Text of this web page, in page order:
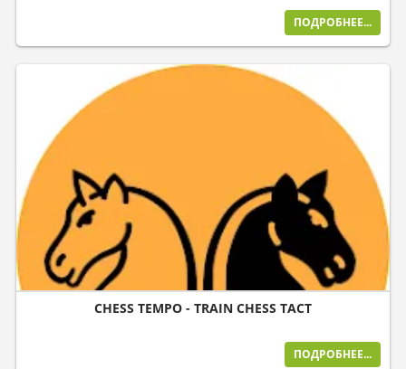
ПОДРОБНЕЕ...
CHESS TEMPO - TRAIN CHESS TACT
ПОДРОБНЕЕ...